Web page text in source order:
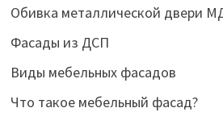
Обивка металлической двери
Фасады из ДСП
Виды мебельных фасадов
Что такое мебельный фасад?